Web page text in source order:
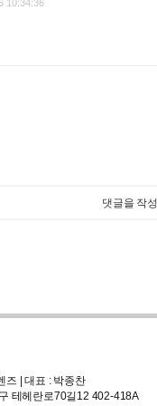
10:34:36
댓글을 작
즈 | 대표 : 박종찬
테헤란로70길12 402-418A